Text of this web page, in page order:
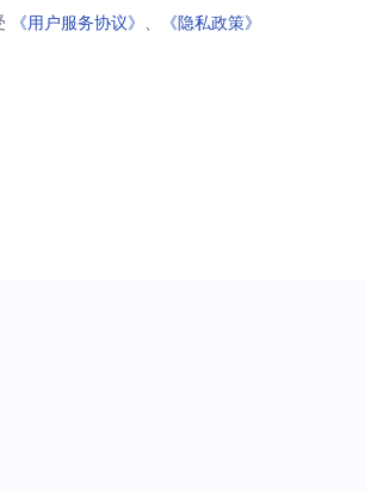
《用户服务协议》 、 《隐私政策》